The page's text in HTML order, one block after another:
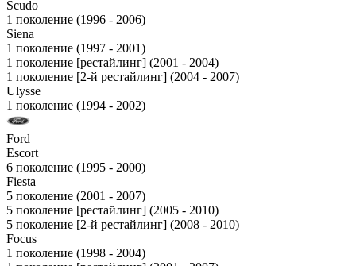
Scudo
1 поколение (1996 - 2006)
Siena
1 поколение (1997 - 2001)
1 поколение [рестайлинг] (2001 - 2004)
1 поколение [2-й рестайлинг] (2004 - 2007)
Ulysse
1 поколение (1994 - 2002)
Ford
Escort
6 поколение (1995 - 2000)
Fiesta
5 поколение (2001 - 2007)
5 поколение [рестайлинг] (2005 - 2010)
5 поколение [2-й рестайлинг] (2008 - 2010)
Focus
1 поколение (1998 - 2004)